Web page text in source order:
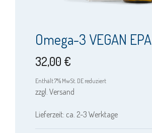
Omega-3 VEGAN EPA
32,00 €
Enthält 7% MwSt. DE reduziert
zzgl. Versand
Lieferzeit: ca. 2-3 Werktage